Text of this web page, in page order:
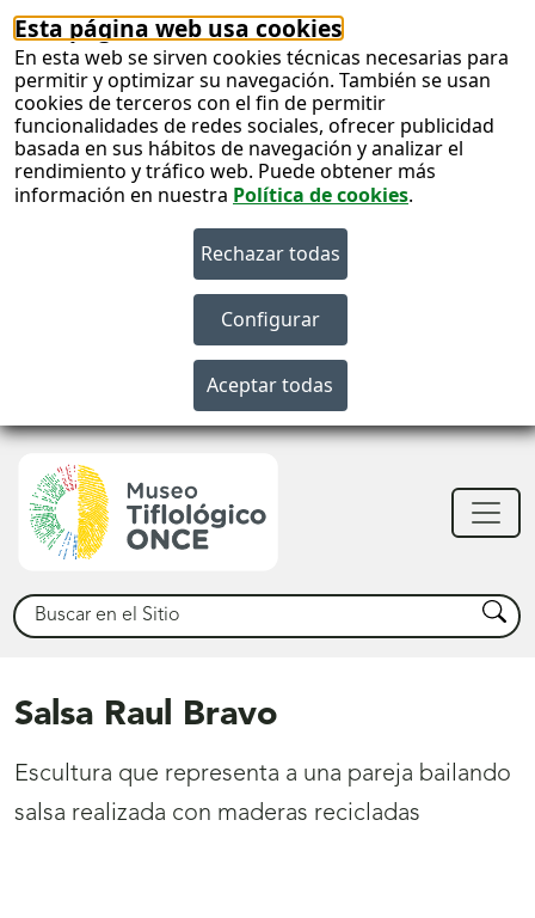
Esta página web usa cookies
En esta web se sirven cookies técnicas necesarias para
permitir y optimizar su navegación. También se usan
cookies de terceros con el fin de permitir
funcionalidades de redes sociales, ofrecer publicidad
basada en sus hábitos de navegación y analizar el
rendimiento y tráfico web. Puede obtener más
información en nuestra Política de cookies.
Buscar Buscar
Salsa Raul Bravo
Escultura que representa a una pareja bailando
salsa realizada con maderas recicladas